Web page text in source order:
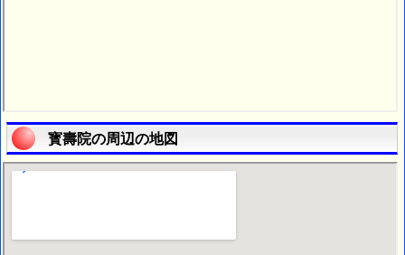
寳壽院の周辺の地図